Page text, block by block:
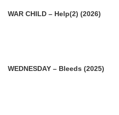
WAR CHILD – Help(2) (2026)
WEDNESDAY – Bleeds (2025)